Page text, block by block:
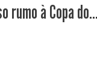
rumo à Copa do...